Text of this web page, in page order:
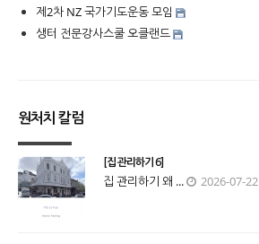
제2차 NZ 국가기도운동 모임
생터 전문강사스쿨 오클랜드
원처치 칼럼
[집 관리하기 6]
집 관리하기 왜 ... 2026-07-22